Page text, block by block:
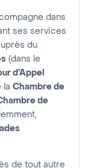
dans
ses services
du
(dans le
d’Appel
la Chambre de
de
de tout autre